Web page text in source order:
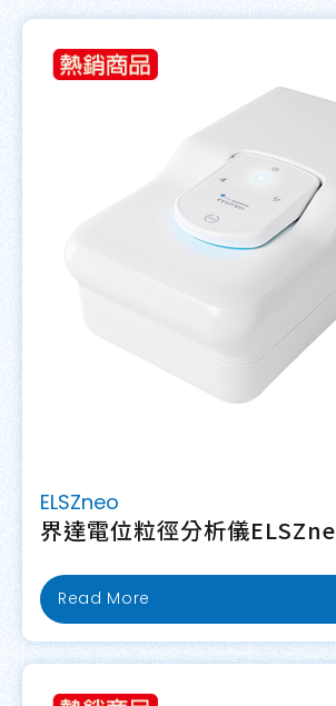
ELSZneo
界達電位粒徑分析儀
Read More